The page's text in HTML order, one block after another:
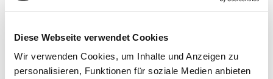
Diese Webseite verwendet Cookies
Wir verwenden Cookies, um Inhalte und Anzeigen zu
personalisieren, Funktionen für soziale Medien anbieten
Related Posts